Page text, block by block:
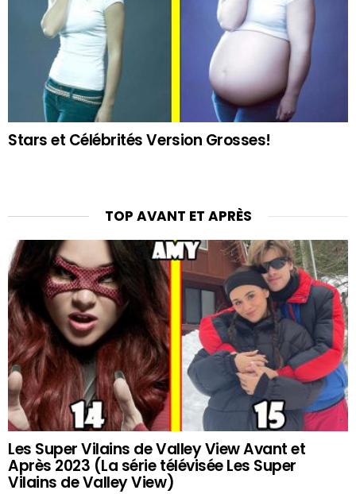
Stars et Célébrités Version Grosses!
TOP AVANT ET APRÈS
Les Super Vilains de Valley View Avant et
Après 2023 (La série télévisée Les Super
Vilains de Valley View)